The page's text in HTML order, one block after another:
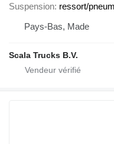
Suspension ressort/
Pays-Bas, Made
Scala Trucks B.V.